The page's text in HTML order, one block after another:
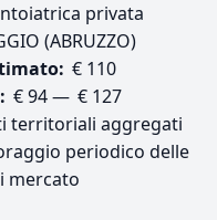
privata
(ABRUZZO)
€ 110
€ 94 — € 127
territoriali aggregati
periodico delle
mercato